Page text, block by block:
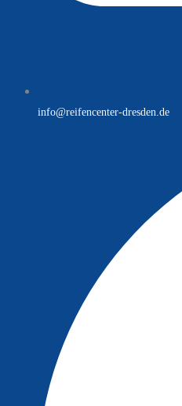
info@reifencenter-dresden.de